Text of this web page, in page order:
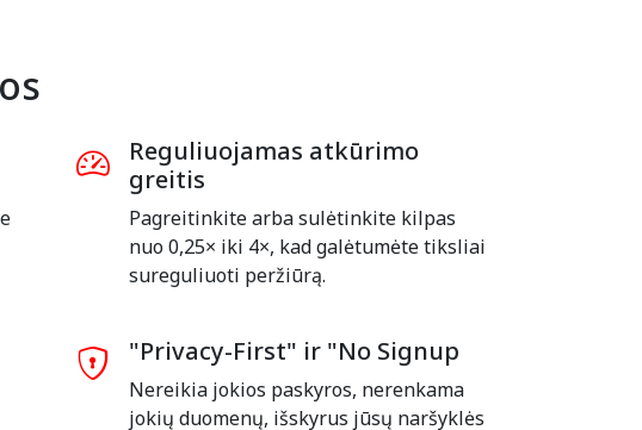
Reguliuojamas atkūrimo
greitis
Pagreitinkite arba sulėtinkite kilpas
nuo 0,25× iki 4×, kad galėtumėte tiksliai
sureguliuoti peržiūrą.
"Privacy-First" ir "No Signup
Nereikia jokios paskyros, nerenkama
jokių duomenų, išskyrus jūsų naršyklės